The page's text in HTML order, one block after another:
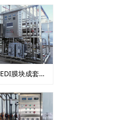
3吨EDI膜块成套机组一用一备